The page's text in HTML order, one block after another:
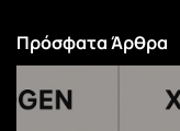
Πρόσφατα Άρθρα